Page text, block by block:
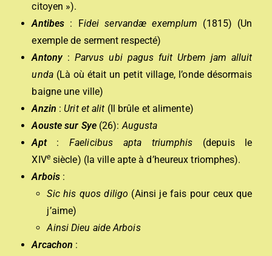
citoyen »).
Antibes : Fidei servandæ exemplum (1815) (Un
exemple de serment respecté)
Antony: Parvus ubi pagus fuit Urbem jam alluit
unda(Là où était un petit village, l’onde désormais
baigne une ville)
Anzin : Urit et alit (Il brûle et alimente)
Aouste sur Sye(26):Augusta
Apt:Faelicibus apta triumphis (depuis le
XIVesiècle) (la ville apte à d’heureux triomphes).
Arbois :
Sic his quos diligo (Ainsi je fais pour ceux que
j’aime)
Ainsi Dieu aide Arbois
Arcachon :